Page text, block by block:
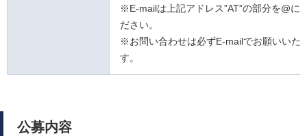
※E-mailは上記アドレス”AT”の部分を@に
ださい。
※お問い合わせは必ずE-mailでお願いいた
す。
公募内容